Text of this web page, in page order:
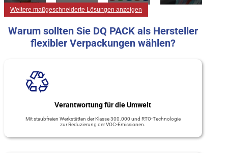
Weitere maßgeschneiderte Lösungen anzeigen
Warum sollten Sie DQ PACK als Hersteller
flexibler Verpackungen wählen?
Verantwortung für die Umwelt
Mit staubfreien Werkstätten der Klasse 300.000 und RTO-Technologie
zur Reduzierung der VOC-Emissionen.